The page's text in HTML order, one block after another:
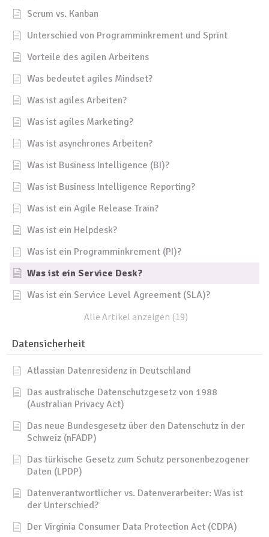
Scrum vs. Kanban
Unterschied von Programminkrement und Sprint
Vorteile des agilen Arbeitens
Was bedeutet agiles Mindset?
Was ist agiles Arbeiten?
Was ist agiles Marketing?
Was ist asynchrones Arbeiten?
Was ist Business Intelligence (BI)?
Was ist Business Intelligence Reporting?
Was ist ein Agile Release Train?
Was ist ein Helpdesk?
Was ist ein Programminkrement (PI)?
Was ist ein Service Desk?
Was ist ein Service Level Agreement (SLA)?
Alle Artikel anzeigen (19)
Datensicherheit
Atlassian Datenresidenz in Deutschland
Das australische Datenschutzgesetz von 1988
(Australian Privacy Act)
Das neue Bundesgesetz über den Datenschutz in der
Schweiz (nFADP)
Das türkische Gesetz zum Schutz personenbezogener
Daten (LPDP)
Datenverantwortlicher vs. Datenverarbeiter: Was ist
der Unterschied?
Der Virginia Consumer Data Protection Act (CDPA)